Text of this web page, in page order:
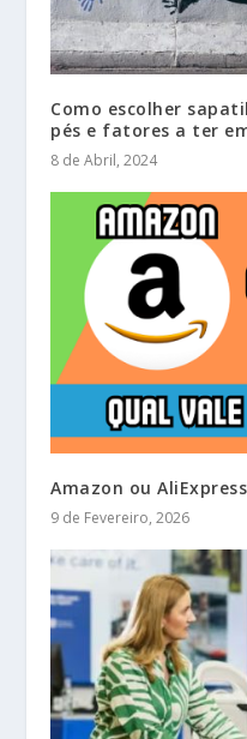
Como escolher
pés e fatores a ter
8 de Abril, 2024
Amazon ou
9 de Fevereiro, 2026